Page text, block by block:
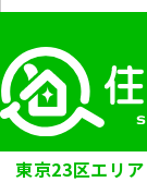
東京23区エリア